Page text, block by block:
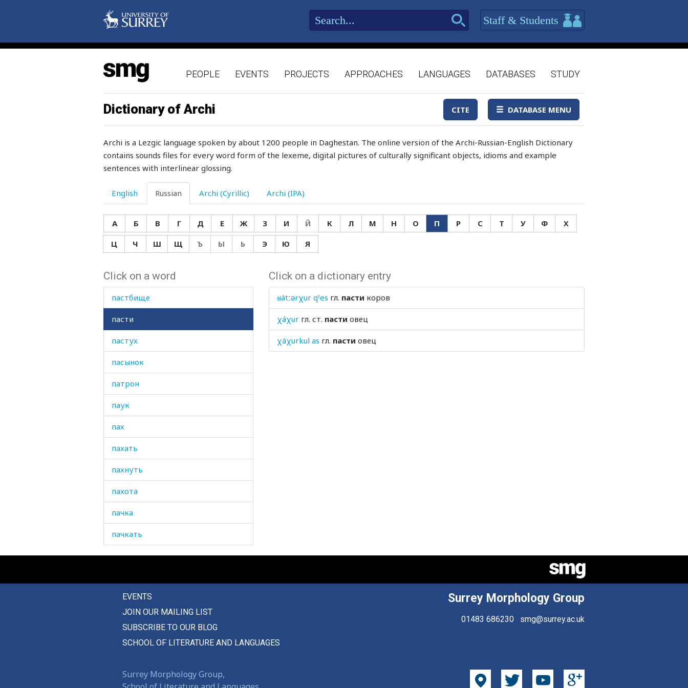
Staff & Students
PEOPLE EVENTS PROJECTS APPROACHES LANGUAGES DATABASES STUDY
Dictionary of Archi CITE DATABASE MENU
Archi is a Lezgic language spoken by about 1200 people in Daghestan. The online version of the Archi-Russian-English Dictionary
contains sounds files for every word form of the lexeme, digital pictures of culturally significant objects, idioms and example
sentences with interlinear glossing.
English Russian Archi (Cyrillic) Archi (IPA)
А Б В Г Д Е Ж З И Й К Л М Н О П Р С Т У Ф
Х
Ц
Ч Ш Щ Ъ Ы Ь Э Ю Я
Click on a word
папа
папироса
пара
паралич
парень
пари
парикмахер
парфюм
парча
пасмурный
пастбище
пасти
пастух
пасынок
патрон
паук
пах
пахать
пахнуть
пахота
пачка
пачкать
пачкаться
пеленать
пенал
пень
Click on a dictionary entry
ʁátːərχur qˤes гл. пасти коров
χáχur гл. ст. пасти овец
χáχurkul as гл. пасти овец
EVENTS
JOIN OUR MAILING LIST
SUBSCRIBE TO OUR BLOG
SCHOOL OF LITERATURE AND LANGUAGES
Surrey Morphology Group
01483 686230 smg@surrey.ac.uk
Surrey Morphology Group,